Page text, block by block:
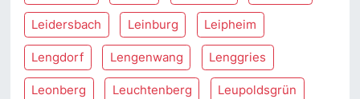
Leidersbach Leinburg Leipheim
Lengdorf Lengenwang Lenggries
Leonberg Leuchtenberg Leupoldsgrün